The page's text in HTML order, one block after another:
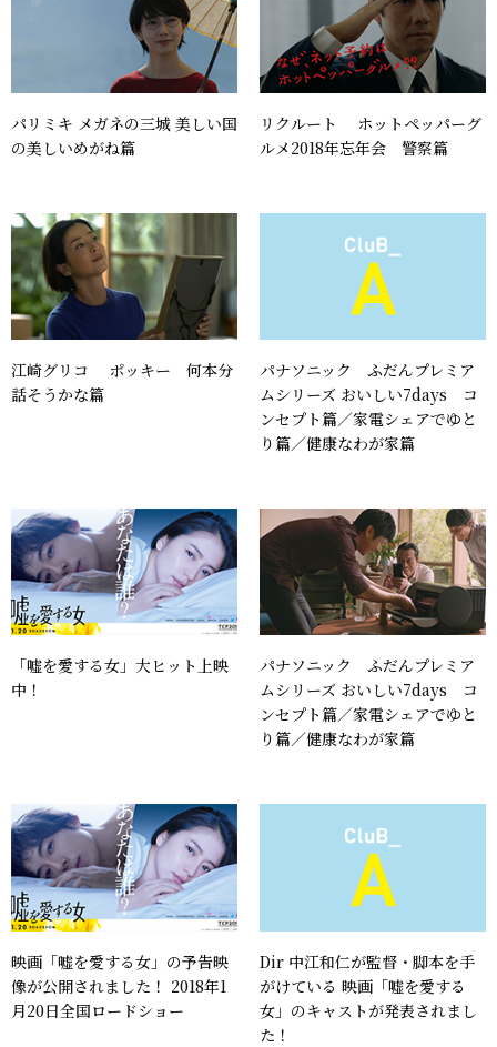
パリミキ メガネの三城 美しい国
の美しいめがね篇
リクルート ホットペッパーグ
ルメ2018年忘年会 警察篇
江崎グリコ ポッキー 何本分
話そうかな篇
パナソニック ふだんプレミア
ムシリーズ おいしい7days コ
ンセプト篇／家電シェアでゆと
り篇／健康なわが家篇
「嘘を愛する女」大ヒット上映
中！
パナソニック ふだんプレミア
ムシリーズ おいしい7days コ
ンセプト篇／家電シェアでゆと
り篇／健康なわが家篇
映画「嘘を愛する女」の予告映
像が公開されました！ 2018年1
月20日全国ロードショー
Dir 中江和仁が監督・脚本を手
がけている 映画「嘘を愛する
女」のキャストが発表されまし
た！